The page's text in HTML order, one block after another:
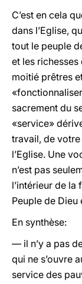
C’est en cela
dans l’Eglise,
tout le peuple
et les richesses
moitié prêtres
sacrement du
«service»
travail, de
l’Eglise. Une
n’est pas
l’intérieur de la
Peuple de Dieu
En synthèse:
— il n’y a pas
qui ne s’ouvre
service des